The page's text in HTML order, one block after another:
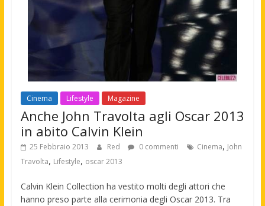
Cinema Lifestyle Magazine
Anche John Travolta agli Oscar 2013
in abito Calvin Klein
25 Febbraio 2013 Red 0 commenti Cinema, John
Travolta, Lifestyle, oscar 2013
Calvin Klein Collection ha vestito molti degli attori che
hanno preso parte alla cerimonia degli Oscar 2013. Tra